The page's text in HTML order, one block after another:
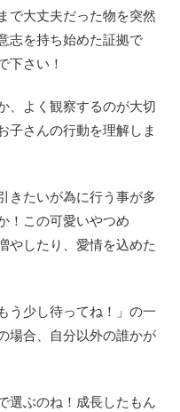
で大丈夫だった物を突然
志を持ち始めた証拠で
下さい！
、よく観察するのが大切
子さんの行動を理解しま
きたいが為に行う事が多
！この可愛いやつめ
やしたり、愛情を込めた
う少し待ってね！」の一
場合、自分以外の誰かが
選ぶのね！成長したもん